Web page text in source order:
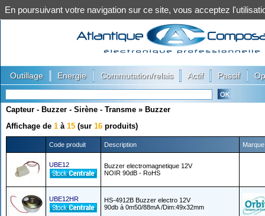
Outillage Energie Commutation/relais Actif Passif
Capteur - Buzzer - Sirène - Transme » Buzzer
Affichage de 1 à 15 (sur 16 produits)
Code produit Description Marque
UBE12
Buzzer electromagnetique 12V
NOIR 90dB - RoHS
UBE12HR
HS-4912B Buzzer electro 12V
90db à 0m50/88mA /Dim:49x32mm
En poursuivant votre navigation sur ce site, vous acceptez